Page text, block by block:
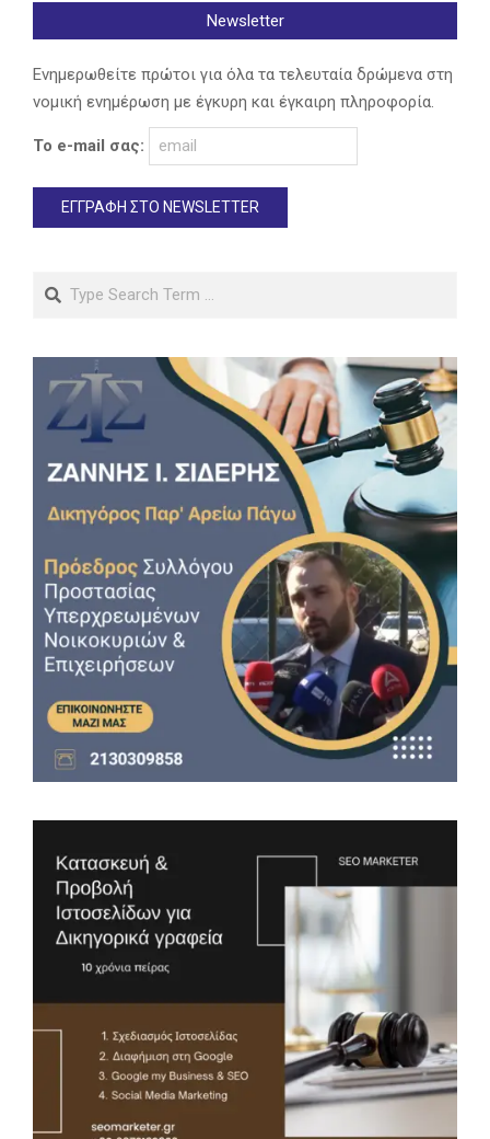
Newsletter
Ενημερωθείτε πρώτοι για όλα τα τελευταία δρώμενα στη
νομική ενημέρωση με έγκυρη και έγκαιρη πληροφορία.
Το e-mail σας: